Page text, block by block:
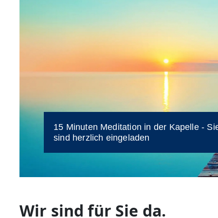
15 Minuten Meditation in der Kapelle -
sind herzlich eingeladen
Mittagsgebet - ein Moment zum
jeden Freitag 12 Uhr
Wir sind für Sie da.